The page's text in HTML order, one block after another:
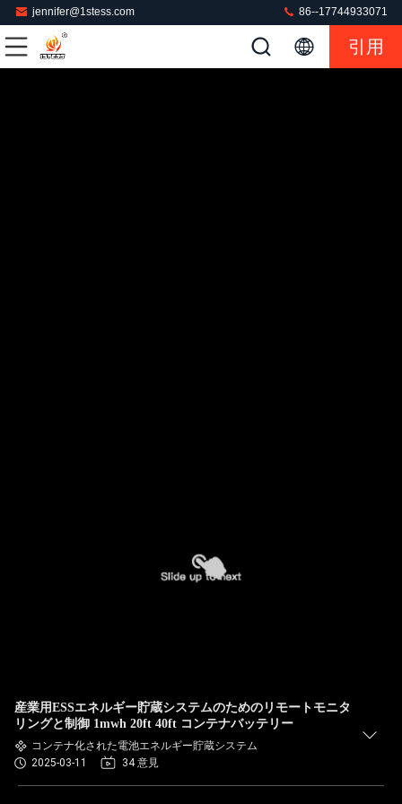
jennifer@1stess.com 86--17744933071
引用
産業用ESSエネルギー貯蔵システムのためのリモートモニタ
リングと制御 1mwh 20ft 40ft コンテナバッテリー
コンテナ化された電池エネルギー貯蔵システム
2025-03-11
34 意見